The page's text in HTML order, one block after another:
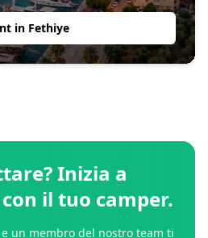
in Fethiye
Inizia a
il tuo camper.
un membro del nostro team ti